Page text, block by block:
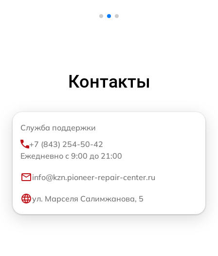
Контакты
Служба поддержки
+7 (843) 254-50-42
Ежедневно с 9:00 до 21:00
info@kzn.pioneer-repair-center.ru
ул. Марселя Салимжанова, 5